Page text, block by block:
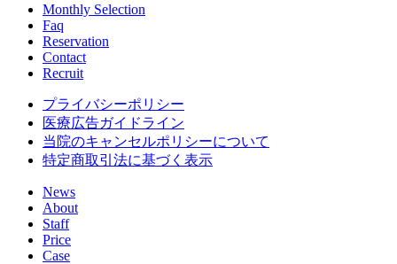
Monthly Selection
Faq
Reservation
Contact
Recruit
プライバシーポリシー
医療広告ガイドライン
当院のキャンセルポリシーについて
特定商取引法に基づく表示
News
About
Staff
Price
Case